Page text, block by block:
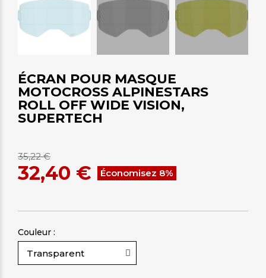
ÉCRAN POUR MASQUE
MOTOCROSS ALPINESTARS
ROLL OFF WIDE VISION,
SUPERTECH
35,22 €
32,40 € Économisez 8%
Couleur :